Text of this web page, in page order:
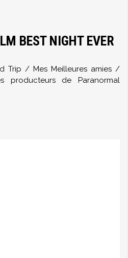
BEST NIGHT EVER
Trip / Mes Meilleures amies /
producteurs de Paranormal